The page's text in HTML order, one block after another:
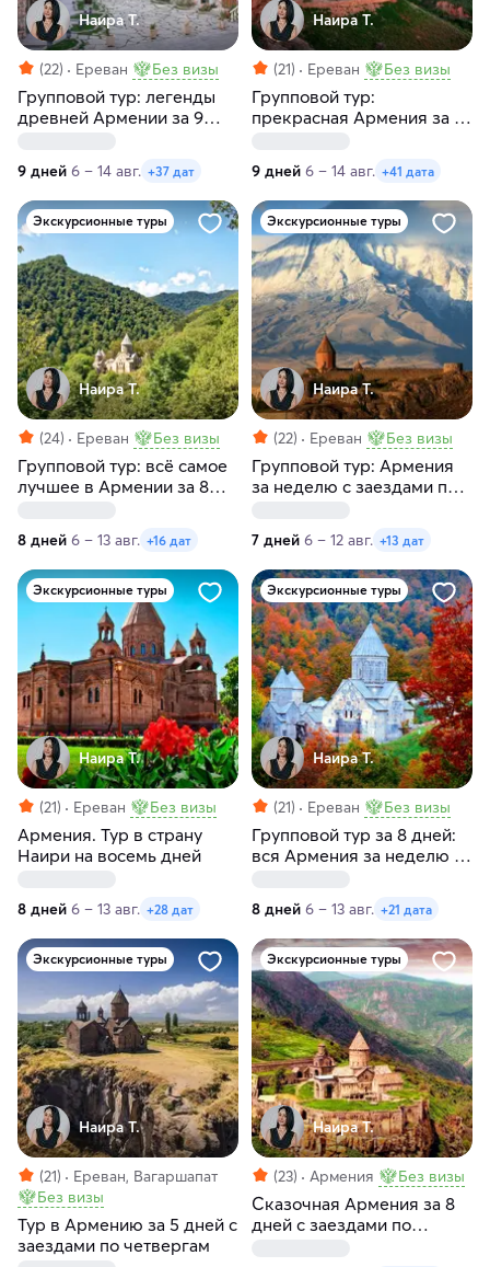
Наира Т.
(22) Ереван Без визы
Групповой тур: легенды
древней Армении за 9
средам и четвергам
9 дней 6 – 14 авг. +37 дат
Наира Т.
(21) Ереван Без визы
Групповой тур:
прекрасная Армения за 9
четвергам и пятницам
9 дней 6 – 14 авг. +41 дата
Экскурсионные туры
Наира Т.
(24) Ереван Без визы
Групповой тур: всё самое
лучшее в Армении за 8
четвергам
8 дней 6 – 13 авг. +16 дат
Экскурсионные туры
Наира Т.
(22) Ереван Без визы
Групповой тур: Армения
за неделю с заездами по
7 дней 6 – 12 авг. +13 дат
Экскурсионные туры
Наира Т.
(21) Ереван Без визы
Армения. Тур в страну
Наири на восемь дней
8 дней 6 – 13 авг. +28 дат
Экскурсионные туры
Наира Т.
(21) Ереван Без визы
Групповой тур за 8 дней:
вся Армения за неделю с
8 дней 6 – 13 авг. +21 дата
Экскурсионные туры
Наира Т.
(21)
Ереван, Вагаршапат
Без визы
Тур в Армению за 5 дней с
заездами по четвергам
Экскурсионные туры
Наира Т.
(23) Армения Без визы
Сказочная Армения за 8
дней с заездами по